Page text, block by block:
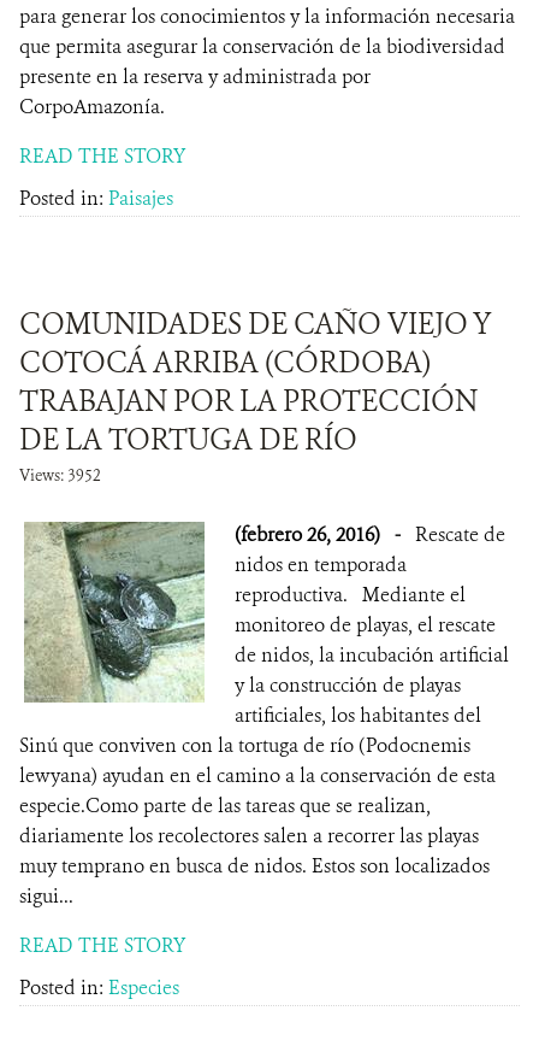
para generar los conocimientos y la información necesaria
que permita asegurar la conservación de la biodiversidad
presente en la reserva y administrada por
CorpoAmazonía.
READ THE STORY
Posted in: Paisajes
COMUNIDADES DE CAÑO VIEJO Y
COTOCÁ ARRIBA (CÓRDOBA)
TRABAJAN POR LA PROTECCIÓN
DE LA TORTUGA DE RÍO
Views: 3952
(febrero 26, 2016) - Rescate de
nidos en temporada
reproductiva. Mediante el
monitoreo de playas, el rescate
de nidos, la incubación artificial
y la construcción de playas
artificiales, los habitantes del
Sinú que conviven con la tortuga de río (Podocnemis
lewyana) ayudan en el camino a la conservación de esta
especie.Como parte de las tareas que se realizan,
diariamente los recolectores salen a recorrer las playas
muy temprano en busca de nidos. Estos son localizados
sigui...
READ THE STORY
Posted in: Especies